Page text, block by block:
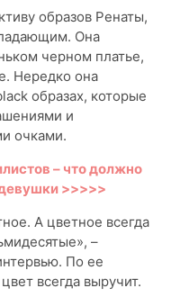
образов Ренаты,
Она
черном платье,
Нередко она
образах, которые
и
очками.
– что должно
>>>>>
А цветное всегда
–
По ее
всегда выручит.